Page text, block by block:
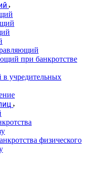
при банкротстве
в учредительных
физического